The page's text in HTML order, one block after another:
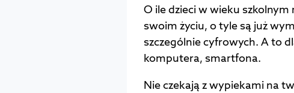
O ile dzieci w wieku
swoim życiu, o tyle są już
szczególnie cyfrowych. A to
komputera, smartfona.
Nie czekają z wypiekami na